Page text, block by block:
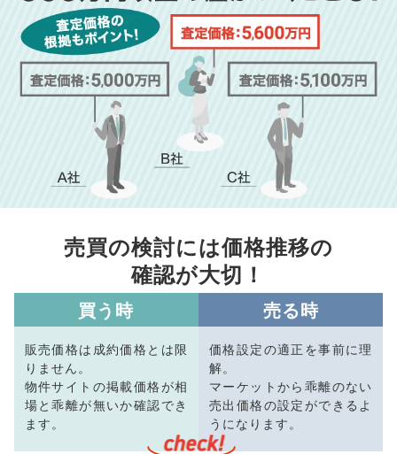
売買の検討には価格推移の
確認が大切！
買う時
販売価格は成約価格とは限
りません。
物件サイトの掲載価格が相
場と乖離が無いか確認でき
ます。
売る時
価格設定の適正を事前に理
解。
マーケットから乖離のない
売出価格の設定ができるよ
うになります。